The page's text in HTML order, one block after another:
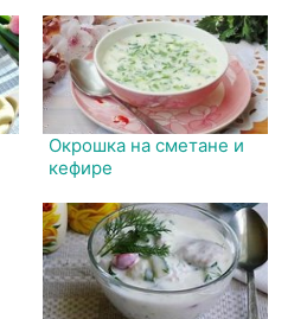
Окрошка на сметане и
кефире